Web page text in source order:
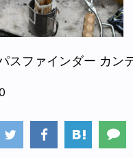
スファインダー カン
0